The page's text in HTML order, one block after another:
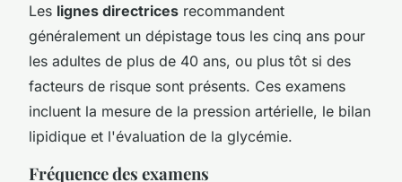
Les lignes directrices recommandent
généralement un dépistage tous les cinq ans pour
les adultes de plus de 40 ans, ou plus tôt si des
facteurs de risque sont présents. Ces examens
incluent la mesure de la pression artérielle, le bilan
lipidique et l'évaluation de la glycémie.
Fréquence des examens